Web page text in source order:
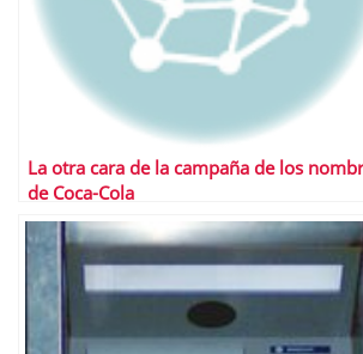
La otra cara de la campaña de los
de Coca-Cola